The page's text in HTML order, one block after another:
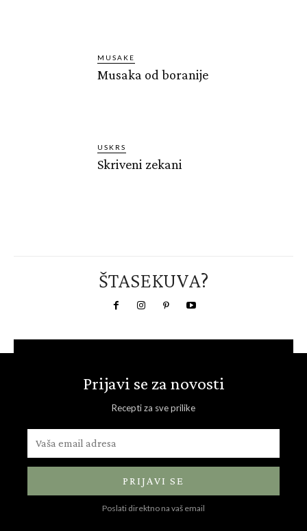
MUSAKE
Musaka od boranije
USKRS
Skriveni zekani
ŠTASEKUVA?
Prijavi se za novosti
Recepti za sve prilike
PRIJAVI SE
Poslati direktno na vaš email